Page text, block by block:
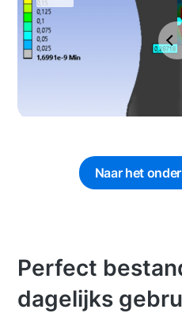
Naar het
Perfect
dagelijks